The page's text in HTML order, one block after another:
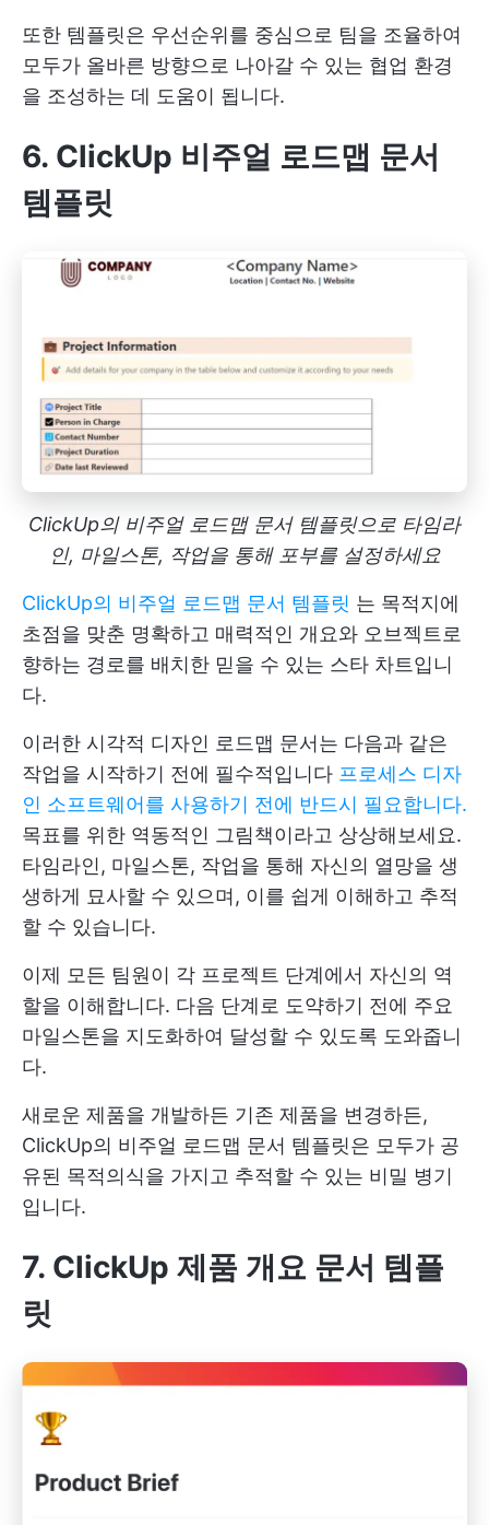
또한 템플릿은 우선순위를 중심으로 팀을 조율하여
모두가 올바른 방향으로 나아갈 수 있는 협업 환경
을 조성하는 데 도움이 됩니다.
6. ClickUp 비주얼 로드맵 문서
템플릿
ClickUp의 비주얼 로드맵 문서 템플릿으로 타임라
인, 마일스톤, 작업을 통해 포부를 설정하세요
ClickUp의 비주얼 로드맵 문서 템플릿 는 목적지에
초점을 맞춘 명확하고 매력적인 개요와 오브젝트로
향하는 경로를 배치한 믿을 수 있는 스타 차트입니
다.
이러한 시각적 디자인 로드맵 문서는 다음과 같은
작업을 시작하기 전에 필수적입니다 프로세스 디자
인 소프트웨어를 사용하기 전에 반드시 필요합니다.
목표를 위한 역동적인 그림책이라고 상상해보세요.
타임라인, 마일스톤, 작업을 통해 자신의 열망을 생
생하게 묘사할 수 있으며, 이를 쉽게 이해하고 추적
할 수 있습니다.
이제 모든 팀원이 각 프로젝트 단계에서 자신의 역
할을 이해합니다. 다음 단계로 도약하기 전에 주요
마일스톤을 지도화하여 달성할 수 있도록 도와줍니
다.
새로운 제품을 개발하든 기존 제품을 변경하든,
ClickUp의 비주얼 로드맵 문서 템플릿은 모두가 공
유된 목적의식을 가지고 추적할 수 있는 비밀 병기
입니다.
7. ClickUp 제품 개요 문서 템플
릿